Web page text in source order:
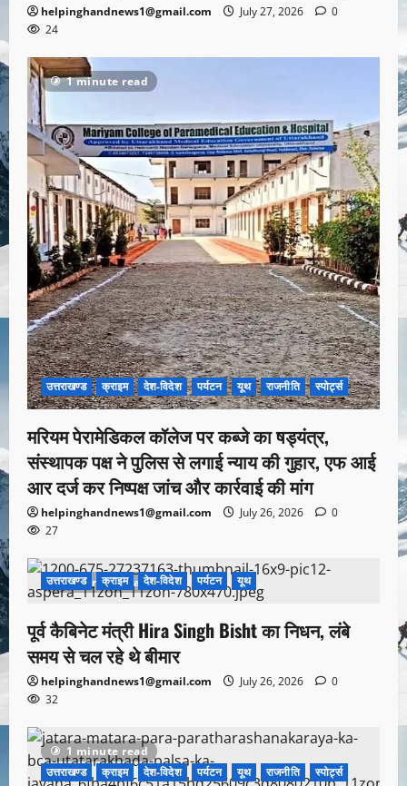
helpinghandnews1@gmail.com July 27, 2026
0
24
1 minute read
उत्तराखण्ड क्राइम देश-विदेश पर्यटन यूथ राजनीति स्पोर्ट्स
मरियम पेरामेडिकल कॉलेज पर कब्जे का षड्यंत्र,
संस्थापक पक्ष ने पुलिस से लगाई न्याय की गुहार, एफ आई
आर दर्ज कर निष्पक्ष जांच और कार्रवाई की मांग
helpinghandnews1@gmail.com July 26, 2026
0
27
1 minute read
उत्तराखण्ड क्राइम देश-विदेश पर्यटन यूथ
पूर्व कैबिनेट मंत्री Hira Singh Bisht का निधन, लंबे
समय से चल रहे थे बीमार
helpinghandnews1@gmail.com July 26, 2026
0
32
1 minute read
उत्तराखण्ड
क्राइम देश-विदेश पर्यटन यूथ राजनीति
स्पोर्ट्स